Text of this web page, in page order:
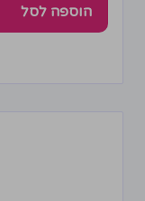
הוספה לסל